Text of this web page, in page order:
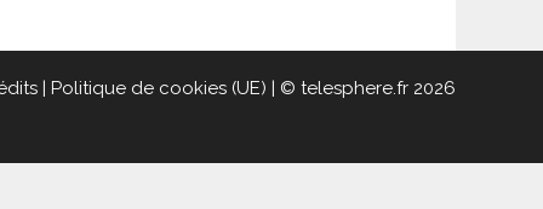
| Politique de cookies (UE) | © telesphere.fr 2026